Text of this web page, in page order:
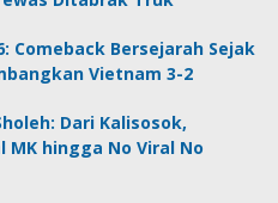
Comeback Bersejarah Sejak
Vietnam 3-2
Dari Kalisosok,
MK hingga No Viral No